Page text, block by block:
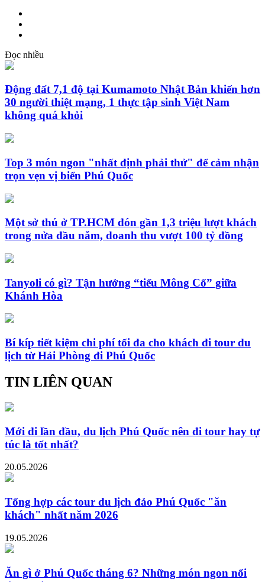
Đọc nhiều
Động đất 7,1 độ tại Kumamoto Nhật Bản khiến hơn
30 người thiệt mạng, 1 thực tập sinh Việt Nam
không quá khỏi
Top 3 món ngon "nhất định phải thử" để cảm nhận
trọn vẹn vị biển Phú Quốc
Một sở thú ở TP.HCM đón gần 1,3 triệu lượt khách
trong nửa đầu năm, doanh thu vượt 100 tỷ đồng
Tanyoli có gì? Tận hưởng “tiểu Mông Cổ” giữa
Khánh Hòa
Bí kíp tiết kiệm chi phí tối đa cho khách đi tour du
lịch từ Hải Phòng đi Phú Quốc
TIN LIÊN QUAN
Mới đi lần đầu, du lịch Phú Quốc nên đi tour hay tự
túc là tốt nhất?
20.05.2026
Tổng hợp các tour du lịch đảo Phú Quốc "ăn
khách" nhất năm 2026
19.05.2026
Ăn gì ở Phú Quốc tháng 6? Những món ngon nổi